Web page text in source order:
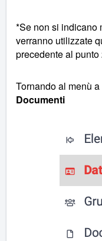
*Se non si indicano
verranno utilizzate
precedente al punto
Tornando al menù
Documenti